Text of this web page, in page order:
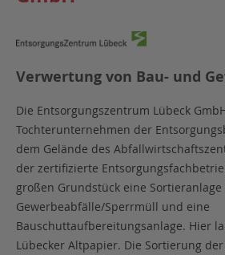
Verwertung von Bau- und
Die Entsorgungszentrum Lübeck
Tochterunternehmen der
dem Gelände des
der zertifizierte
großen Grundstück eine
Gewerbeabfälle/Sperrmüll und eine
Bauschuttaufbereitungsanlage. Hier
Lübecker Altpapier. Die Sortierung